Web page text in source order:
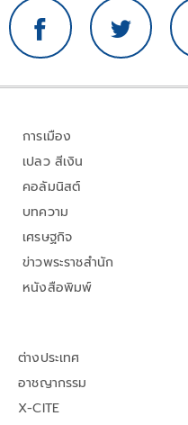
การเมือง
เปลว สีเงิน
คอลัมนิสต์
บทความ
เศรษฐกิจ
ข่าวพระราชสำนัก
หนังสือพิมพ์
ต่างประเทศ
อาชญากรรม
X-CITE